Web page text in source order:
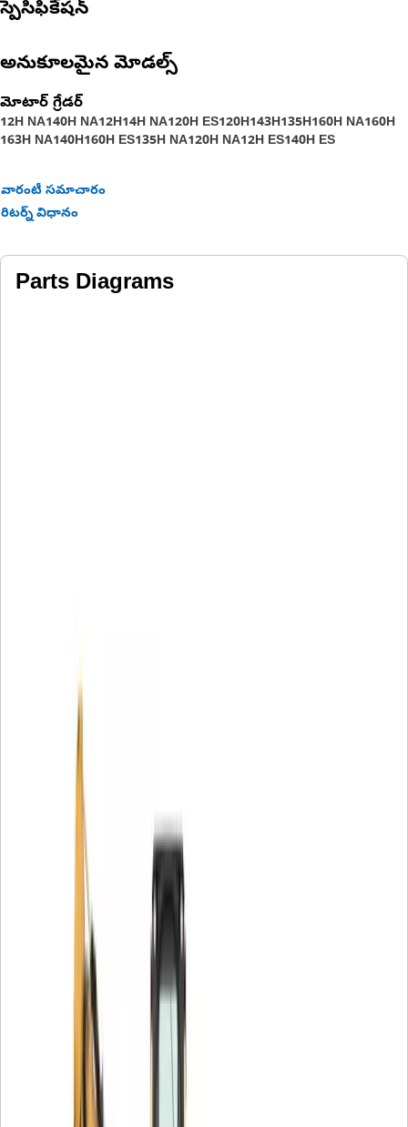
స్పెసిఫికేషన్
అనుకూలమైన మోడల్స్
మోటార్ గ్రేడర్
12H NA140H NA12H14H NA120H ES120H143H135H160H NA160H
163H NA140H160H ES135H NA120H NA12H ES140H ES
వారంటీ సమాచారం
రిటర్న్ విధానం
Parts Diagrams